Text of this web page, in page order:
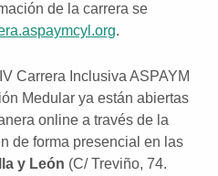
de la carrera se
.
Carrera Inclusiva ASPAYM
Medular ya están abiertas
online a través de la
de forma presencial en las
y León (C/ Treviño, 74.